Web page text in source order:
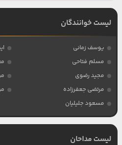
لیست خوانندگان
یوسف زمانی
مسلم فتاحی
مجید رضوی
مرتضی جعفرزاده
مسعود جلیلیان
لیست مداحان